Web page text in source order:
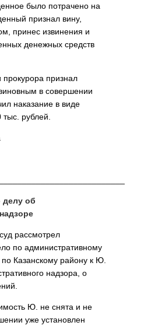
было потрачено на
признал вину,
принес извинения и
денежных средств
признал
в совершении
наказание в виде
рублей.
делу об
рассмотрел
по административному
Казанскому району к Ю.
надзора, о
Ю. не снята и не
уже установлен